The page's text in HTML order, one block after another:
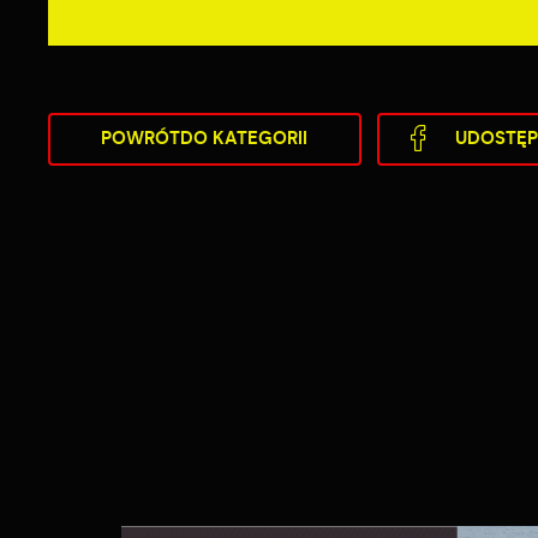
POWRÓTDO KATEGORII